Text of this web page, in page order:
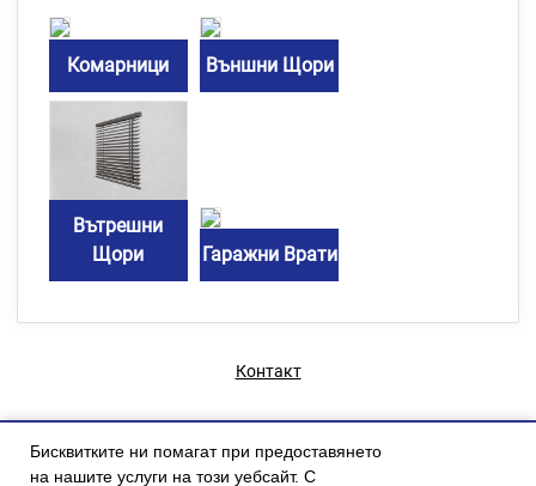
Бисквитките ни помагат при предоставянето
на нашите услуги на този уебсайт. С
Комарници Външни Щори
Вътрешни
Щори
Гаражни Врати
Контакт